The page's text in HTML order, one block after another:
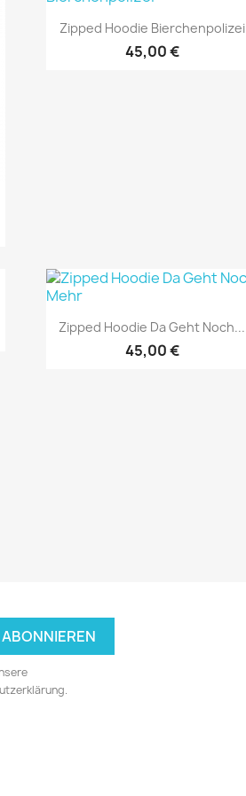
Vorschau
Zipped Hoodie Bierchenpolizei
45,00 €
Vorschau
Zipped Hoodie Da Geht Noch...
45,00 €